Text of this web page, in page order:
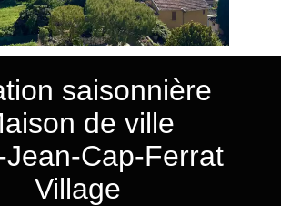
saisonnière
de ville
Jean-Cap-Ferrat
Village